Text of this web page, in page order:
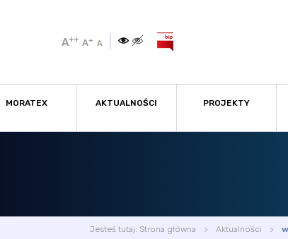
A++ A+ A
MORATEX AKTUALNOŚCI PROJEKTY
Jesteś tutaj: Strona główna Aktualności